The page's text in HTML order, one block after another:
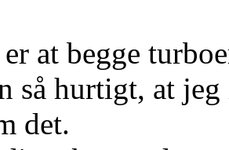
at begge
så hurtigt, at
det.